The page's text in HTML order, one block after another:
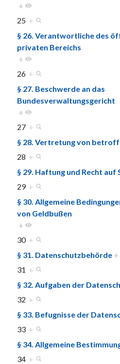
+
25 +
§ 26. Verantwortliche des
privaten Bereichs
+
26 +
§ 27. Beschwerde an das
Bundesverwaltungsgericht
+
27 +
§ 28. Vertretung von
28 +
§ 29. Haftung und Recht auf
29 +
§ 30. Allgemeine
von Geldbußen
+
30 +
§ 31. Datenschutzbehörde +
31 +
§ 32. Aufgaben der
32 +
§ 33. Befugnisse der
33 +
§ 34. Allgemeine
34 +